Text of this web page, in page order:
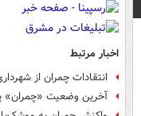
اخبار مرتبط
انتقادات چمران از
آخرین وضعیت «چمران»